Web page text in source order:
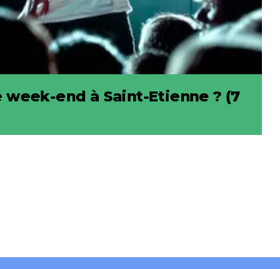
week-end à Saint-Etienne ? (7